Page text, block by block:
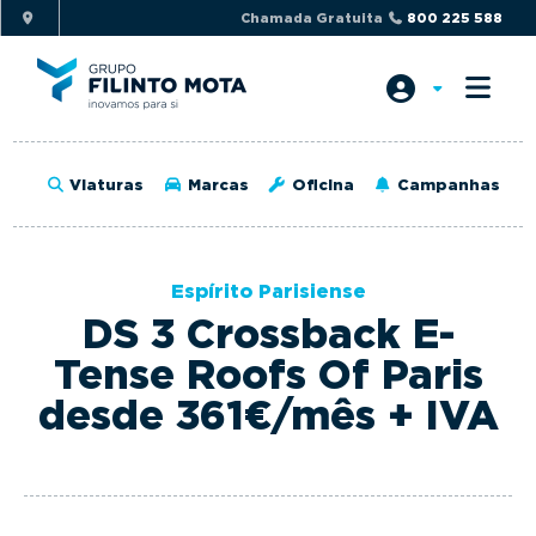
i
p
t
o
r
r
n
i
p
t
o
a
o
t
Chamada Gratuita 800 225 588
Viaturas Marcas Oficina Campanhas
DS 3 Crossback E-
Tense Roofs Of Paris
desde 361€/mês + IVA
Espírito Parisiense